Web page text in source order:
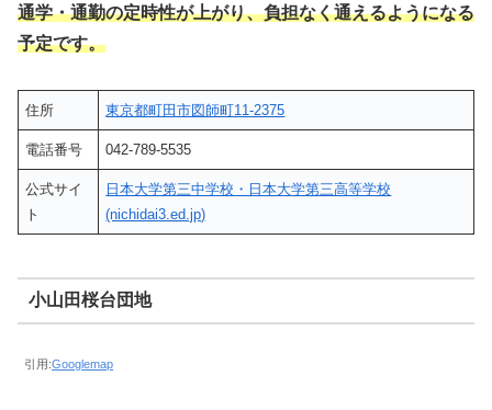
通学・通勤の定時性が上がり、負担なく通えるようになる
予定です。
住所 東京都町田市図師町11-2375
電話番号 042-789-5535
公式サイ
ト
日本大学第三中学校・日本大学第三高等学校
(nichidai3.ed.jp)
小山田桜台団地
引用:Googlemap